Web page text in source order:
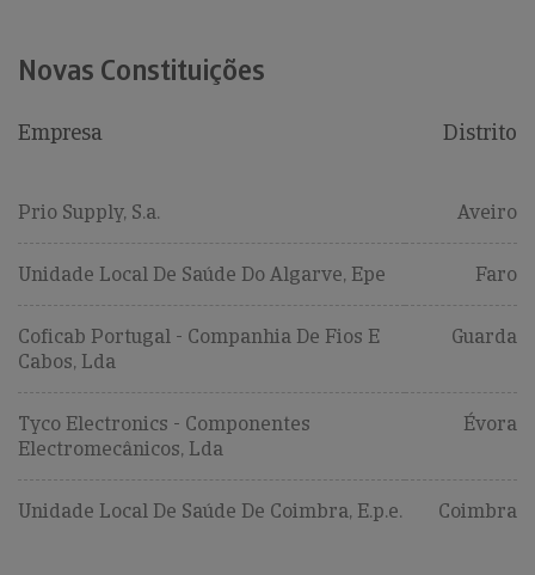
Novas Constituições
Empresa Distrito
Prio Supply, S.a. Aveiro
Unidade Local De Saúde Do Algarve, Epe Faro
Coficab Portugal - Companhia De Fios E
Cabos, Lda
Guarda
Tyco Electronics - Componentes
Electromecânicos, Lda
Évora
Unidade Local De Saúde De Coimbra, E.p.e. Coimbra